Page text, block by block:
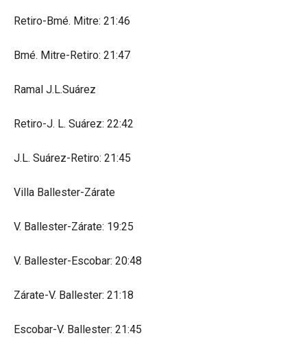
Retiro-Bmé. Mitre: 21:46
Bmé. Mitre-Retiro: 21:47
Ramal J.L.Suárez
Retiro-J. L. Suárez: 22:42
J.L. Suárez-Retiro: 21:45
Villa Ballester-Zárate
V. Ballester-Zárate: 19:25
V. Ballester-Escobar: 20:48
Zárate-V. Ballester: 21:18
Escobar-V. Ballester: 21:45